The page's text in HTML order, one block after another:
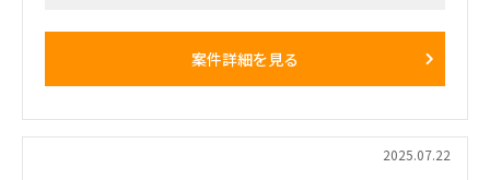
いく業務側の支援を獲得したい。
②RFP回答（ベンダー提案・見積）の第三者評価、ベンダー参
案件詳細を見る
2025.07.22